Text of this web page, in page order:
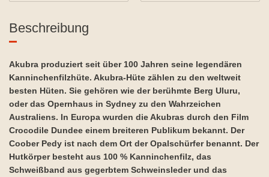
Beschreibung
Akubra produziert seit über 100 Jahren seine legendären
Kanninchenfilzhüte. Akubra-Hüte zählen zu den weltweit
besten Hüten. Sie gehören wie der berühmte Berg Uluru,
oder das Opernhaus in Sydney zu den Wahrzeichen
Australiens. In Europa wurden die Akubras durch den Film
Crocodile Dundee einem breiteren Publikum bekannt. Der
Coober Pedy ist nach dem Ort der Opalschürfer benannt. Der
Hutkörper besteht aus 100 % Kanninchenfilz, das
Schweißband aus gegerbtem Schweinsleder und das